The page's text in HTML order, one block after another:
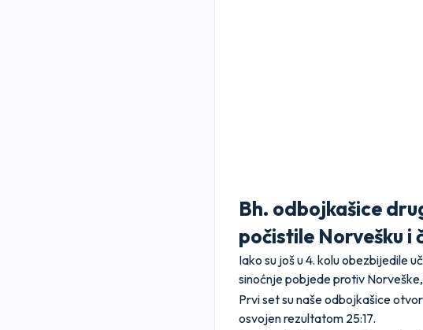
Bh. odbojkašice
počistile Norvešku i
Iako su još u 4. kolu obezbijedile
sinoćnje pobjede protiv
Prvi set su naše odbojkašice
osvojen rezultatom 25:17.